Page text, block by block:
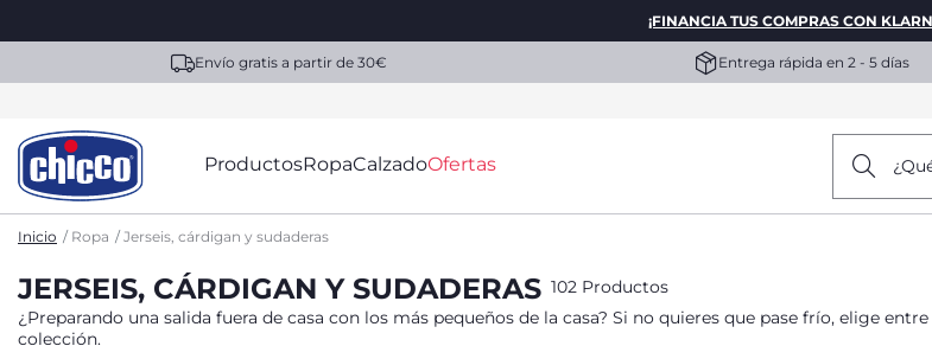
¡FINANCIA TUS COMPRAS CON
Envío gratis a partir de 30€ Entrega rápida en 2 - 5 días
ProductosRopaCalzadoOfertas
Inicio Ropa Jerseis, cárdigan y sudaderas
JERSEIS, CÁRDIGAN Y SUDADERAS 102 Productos
¿Preparando una salida fuera de casa con los más pequeños de la casa? Si no quieres que pase frío, elige
colección.